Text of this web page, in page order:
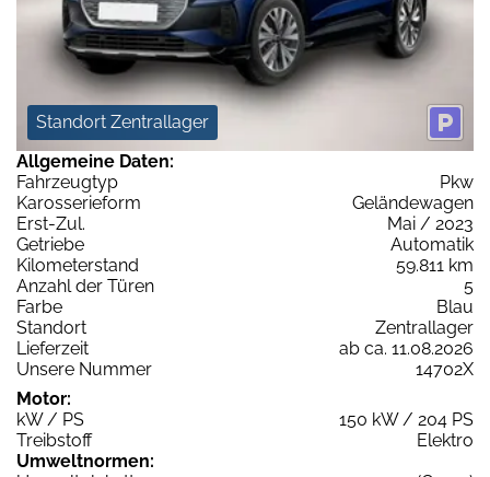
Standort Zentrallager
Allgemeine Daten:
Fahrzeugtyp
Pkw
Karosserieform
Geländewagen
Erst-Zul.
Mai / 2023
Getriebe
Automatik
Kilometerstand
59.811 km
Anzahl der Türen
5
Farbe
Blau
Standort
Zentrallager
Lieferzeit
ab ca. 11.08.2026
Unsere Nummer
14702X
Motor:
kW / PS
150 kW / 204 PS
Treibstoff
Elektro
Umweltnormen: